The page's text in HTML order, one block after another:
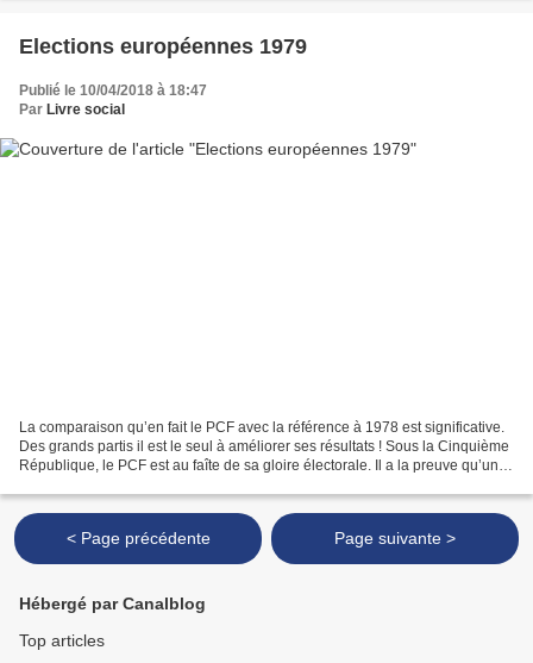
Elections européennes 1979
Publié le 10/04/2018 à 18:47
Par Livre social
La comparaison qu’en fait le PCF avec la référence à 1978 est significative.
Des grands partis il est le seul à améliorer ses résultats ! Sous la Cinquième
République, le PCF est au faîte de sa gloire électorale. Il a la preuve qu’une
< Page précédente Page suivante >
Hébergé par Canalblog
Top articles